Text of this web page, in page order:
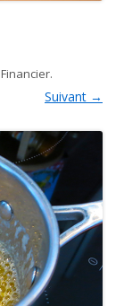
.
Suivant →